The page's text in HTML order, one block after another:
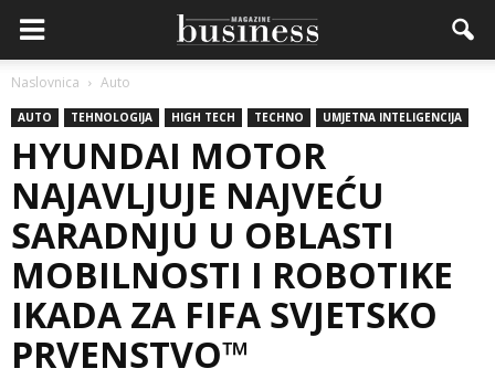
Naslovnica Auto
AUTO TEHNOLOGIJA HIGH TECH TECHNO UMJETNA INTELIGENCIJA
HYUNDAI MOTOR
NAJAVLJUJE NAJVEĆU
SARADNJU U OBLASTI
MOBILNOSTI I ROBOTIKE
IKADA ZA FIFA SVJETSKO
PRVENSTVO™